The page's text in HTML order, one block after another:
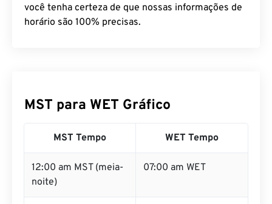
você tenha certeza de que nossas informações de
horário são 100% precisas.
MST para WET Gráfico
MST Tempo WET Tempo
12:00 am MST (meia-
noite)
07:00 am WET